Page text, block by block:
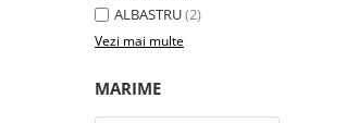
ALBASTRU(2)
Vezi mai multe
MARIME